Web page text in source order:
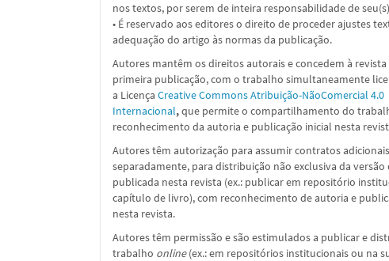
nos textos, por serem de inteira responsabilidade de
• É reservado aos editores o direito de proceder ajustes
adequação do artigo às normas da publicação.
Autores mantêm os direitos autorais e concedem à
primeira publicação, com o trabalho simultaneamente
a LicençaCreative Commons Atribuição-NãoComercial 4.0
Internacional,que permite o compartilhamento do
reconhecimento da autoria e publicação inicial nesta
Autores têm autorização para assumir contratos adicionais
separadamente, para distribuição não exclusiva da
publicada nesta revista (ex.: publicar em repositório
capítulo de livro), com reconhecimento de autoria e
nesta revista.
Autores têm permissão e são estimulados a publicar e
trabalho online(ex.: em repositórios institucionais ou na